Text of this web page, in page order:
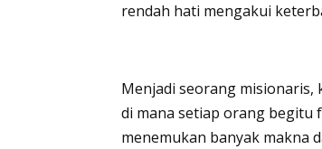
rendah hati mengakui
Menjadi seorang
di mana setiap orang begitu
menemukan banyak makna